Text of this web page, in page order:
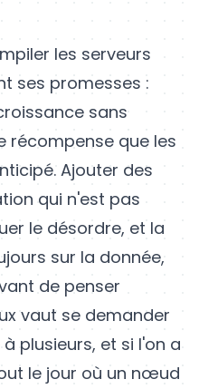
les serveurs
ses promesses :
sans
récompense que les
Ajouter des
qui n'est pas
le désordre, et la
sur la donnée,
de penser
vaut se demander
plusieurs, et si l'on a
le jour où un nœud